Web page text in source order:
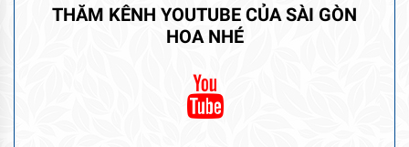
THĂM KÊNH YOUTUBE CỦA SÀI GÒN
HOA NHÉ